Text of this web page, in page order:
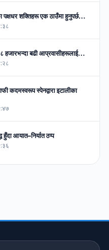
पक्षधर शक्तिहरू एक ठाउँमा हुनुपर्छ…
हजारभन्दा बढी आप्रवासीहरूलाई…
कदमस्वरूप स्पेनद्वारा इटालीका
हुँदा आयात–निर्यात ठप्प